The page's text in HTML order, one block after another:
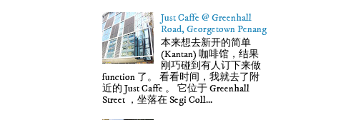
Just Caffe @ Greenhall
Road, Georgetown Penang
本来想去新开的简单
(Kantan) 咖啡馆，结果
刚巧碰到有人订下来做
function 了。 看看时间，我就去了附
近的 Just Caffe 。 它位于 Greenhall
Street ，坐落在 Segi Coll...